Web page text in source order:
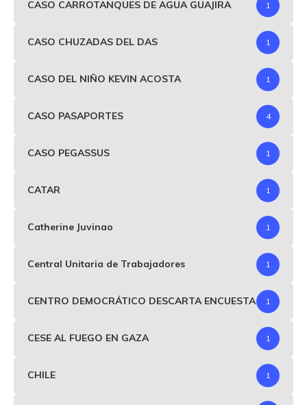
CASO CARROTANQUES DE AGUA GUAJIRA 1
CASO CHUZADAS DEL DAS 1
CASO DEL NIÑO KEVIN ACOSTA 1
CASO PASAPORTES 4
CASO PEGASSUS 1
CATAR 1
Catherine Juvinao 1
Central Unitaria de Trabajadores 1
CENTRO DEMOCRÁTICO DESCARTA ENCUESTA 1
CESE AL FUEGO EN GAZA 1
CHILE 1